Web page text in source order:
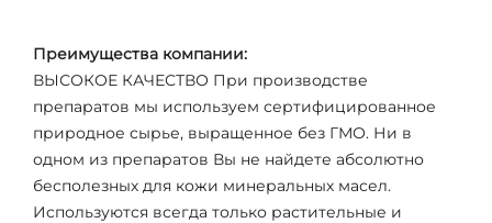
Преимущества компании:
ВЫСОКОЕ КАЧЕСТВО При производстве
препаратов мы используем сертифицированное
природное сырье, выращенное без ГМО. Ни в
одном из препаратов Вы не найдете абсолютно
бесполезных для кожи минеральных масел.
Используются всегда только растительные и